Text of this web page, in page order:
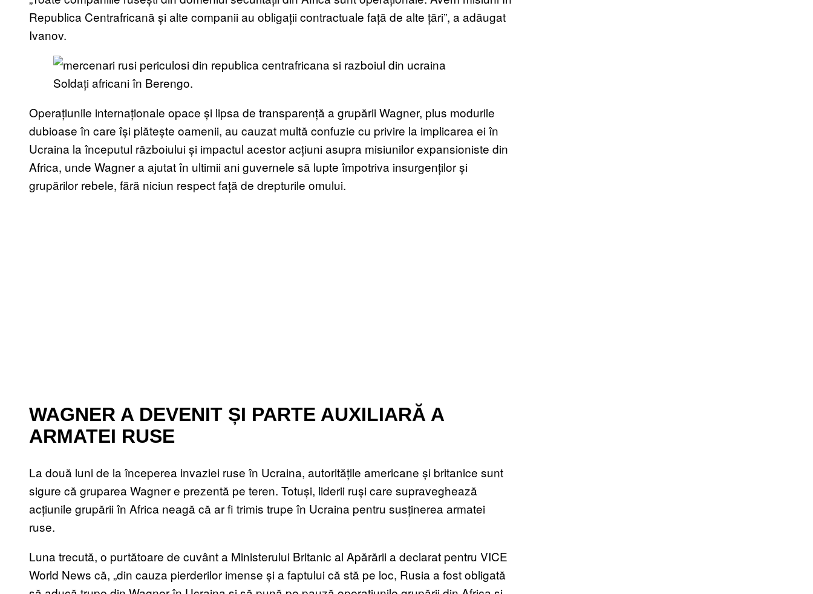
Republica Centrafricană și alte companii au obligații contractuale față de alte țări”, a adăugat
Ivanov.
Soldați africani în Berengo.
Operațiunile internaționale opace și lipsa de transparență a grupării Wagner, plus modurile
dubioase în care își plătește oamenii, au cauzat multă confuzie cu privire la implicarea ei în
Ucraina la începutul războiului și impactul acestor acțiuni asupra misiunilor expansioniste din
Africa, unde Wagner a ajutat în ultimii ani guvernele să lupte împotriva insurgenților și
grupărilor rebele, fără niciun respect față de drepturile omului.
WAGNER A DEVENIT ȘI PARTE AUXILIARĂ A
ARMATEI RUSE
La două luni de la începerea invaziei ruse în Ucraina, autoritățile americane și britanice sunt
sigure că gruparea Wagner e prezentă pe teren. Totuși, liderii ruși care supraveghează
acțiunile grupării în Africa neagă că ar fi trimis trupe în Ucraina pentru susținerea armatei
ruse.
Luna trecută, o purtătoare de cuvânt a Ministerului Britanic al Apărării a declarat pentru VICE
World News că, „din cauza pierderilor imense și a faptului că stă pe loc, Rusia a fost obligată